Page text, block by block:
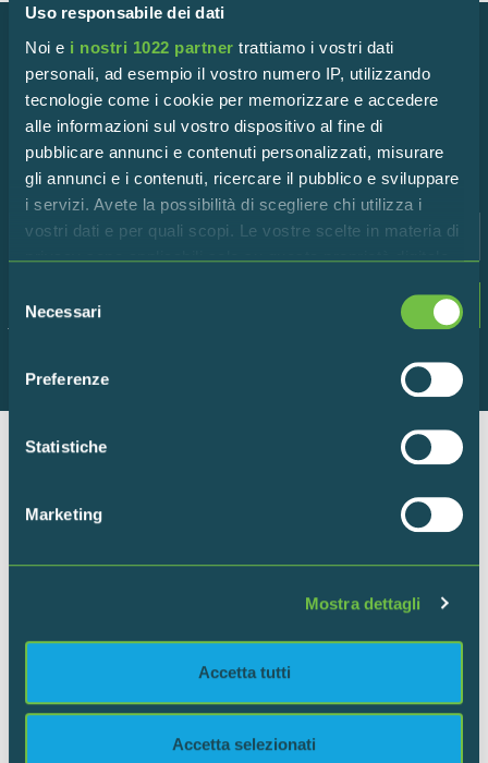
Uso responsabile dei dati
Noi e i nostri 1022 partner trattiamo i vostri dati
personali, ad esempio il vostro numero IP, utilizzando
tecnologie come i cookie per memorizzare e accedere
alle informazioni sul vostro dispositivo al fine di
pubblicare annunci e contenuti personalizzati, misurare
gli annunci e i contenuti, ricercare il pubblico e sviluppare
i servizi. Avete la possibilità di scegliere chi utilizza i
vostri dati e per quali scopi. Le vostre scelte in materia di
privacy sono applicabili solo su questa proprietà digitale
modificare o revocare il proprio consenso in qualsiasi
momento dalla Dichiarazione sui cookie o facendo clic
raccogliere informazioni sulla tua posizione
geografica, con un'approssimazione di qualche
Identificare il tuo dispositivo, scansionandolo
Approfondisci come vengono elaborati i tuoi dati personali
dalla Dichiarazione sui cookie.
Utilizziamo i cookie per personalizzare contenuti ed
delNecessari
Preferenze
Statistiche
Marketing
Mostra dettagli
Accetta tutti
Accetta selezionati
Iscriviti alla newsletter!
Rimani in contatto con la Riserva per scoprire tutte le
ultime novità!
policy
Via Europa 5 – 25050 Provaglio d’Iseo (BS)
info@torbiere.it
torbiere@pec.torbiere.it
FAQ